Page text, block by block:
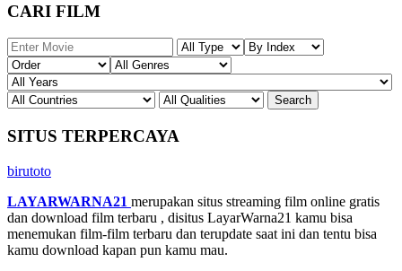
CARI FILM
SITUS TERPERCAYA
birutoto
LAYARWARNA21 merupakan situs streaming film online gratis
dan download film terbaru , disitus LayarWarna21 kamu bisa
menemukan film-film terbaru dan terupdate saat ini dan tentu bisa
kamu download kapan pun kamu mau.